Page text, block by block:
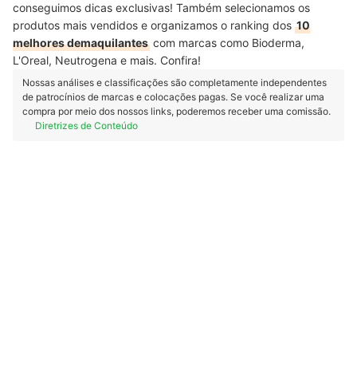
conseguimos dicas exclusivas! Também selecionamos os
produtos mais vendidos e organizamos o ranking dos 10
melhores demaquilantes com marcas como Bioderma,
L'Oreal, Neutrogena e mais. Confira!
Nossas análises e classificações são completamente independentes
de patrocínios de marcas e colocações pagas. Se você realizar uma
compra por meio dos nossos links, poderemos receber uma comissão.
Diretrizes de Conteúdo